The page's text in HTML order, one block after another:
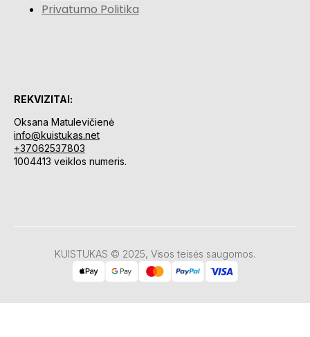
Privatumo Politika
REKVIZITAI:
Oksana Matulevičienė
info@kuistukas.net
+37062537803
1004413 veiklos numeris.
KUISTUKAS © 2025, Visos teisės saugomos.